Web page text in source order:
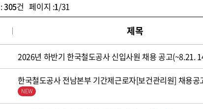
:305건 페이지 :1/31
제목
2026년 하반기 한국철도공사 신입사원 채용 공고(~8.21.
한국철도공사 전남본부 기간제근로자[보건관리원] 채용공